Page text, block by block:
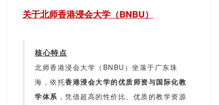
关于北师香港浸会大学（BNBU）
核心特点
北师香港浸会大学（BNBU）坐落于广东珠
海，依托香港浸会大学的优质师资与国际化教
学体系 ，凭借超高的性价比、优质的教学资源